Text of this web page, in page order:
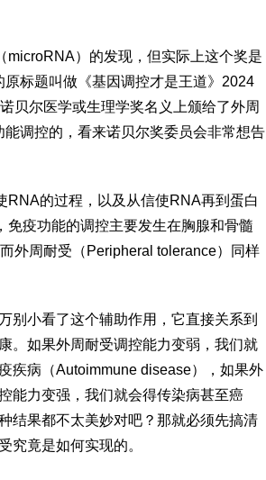
）的发现，但实际上这个奖是
标题叫做《基因调控才是王道》2024
贝尔医学或生理学奖名义上颁给了外周
调控的，看来诺贝尔奖委员会非常想告
的过程，以及从信使RNA再到蛋白
疫功能的调控主要发生在胸腺和骨髓
外周耐受（Peripheral tolerance）同样
别小看了这个辅助作用，它直接关系到
。如果外周耐受调控能力变弱，我们就
疾病（Autoimmune disease），如果外
能力变强，我们就会得传染病甚至癌
结果都不太美妙对吧？那就必须先搞清
究竟是如何实现的。